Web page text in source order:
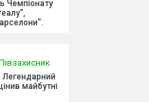
Чемпіонату
майбутні